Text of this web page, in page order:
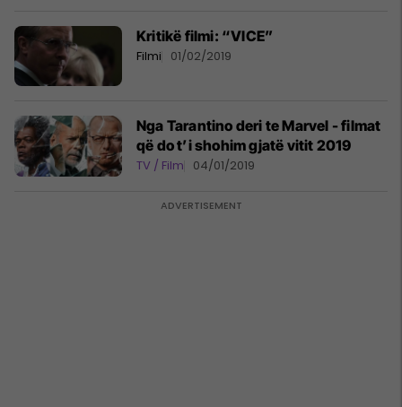
Kritikë filmi: “VICE”
Filmi 01/02/2019
Nga Tarantino deri te Marvel - filmat
që do t’i shohim gjatë vitit 2019
TV / Film 04/01/2019